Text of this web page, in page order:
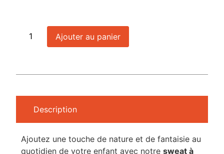
Ajouter au panier
Description
Ajoutez une touche de nature et de fantaisie au
quotidien de votre enfant avec notre sweat à